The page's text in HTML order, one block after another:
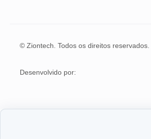
© Ziontech. Todos os direitos reservados.
Desenvolvido por: